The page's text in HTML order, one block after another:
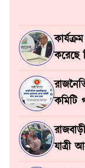
করেছে
কমিটি
যাত্রী